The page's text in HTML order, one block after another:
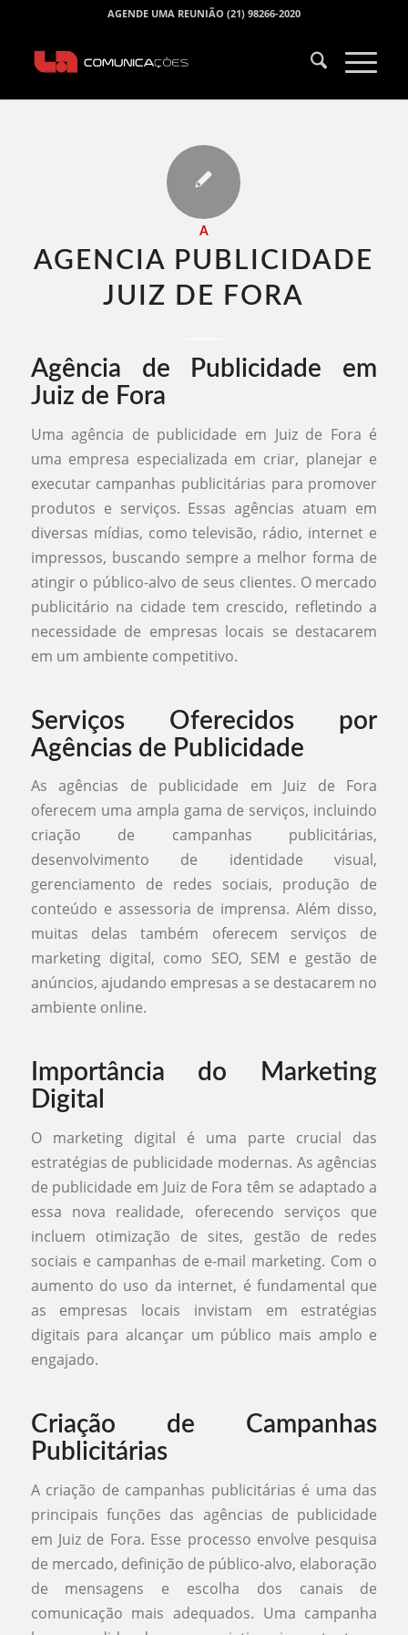
AGENDE UMA REUNIÃO (21) 98266-2020
A
AGENCIA PUBLICIDADE
JUIZ DE FORA​
Agência de Publicidade em
Juiz de Fora
Uma agência de publicidade em Juiz de Fora é
uma empresa especializada em criar, planejar e
executar campanhas publicitárias para promover
produtos e serviços. Essas agências atuam em
diversas mídias, como televisão, rádio, internet e
impressos, buscando sempre a melhor forma de
atingir o público-alvo de seus clientes. O mercado
publicitário na cidade tem crescido, refletindo a
necessidade de empresas locais se destacarem
em um ambiente competitivo.
Serviços Oferecidos por
Agências de Publicidade
As agências de publicidade em Juiz de Fora
oferecem uma ampla gama de serviços, incluindo
criação de campanhas publicitárias,
desenvolvimento de identidade visual,
gerenciamento de redes sociais, produção de
conteúdo e assessoria de imprensa. Além disso,
muitas delas também oferecem serviços de
marketing digital, como SEO, SEM e gestão de
anúncios, ajudando empresas a se destacarem no
ambiente online.
Importância do Marketing
Digital
O marketing digital é uma parte crucial das
estratégias de publicidade modernas. As agências
de publicidade em Juiz de Fora têm se adaptado a
essa nova realidade, oferecendo serviços que
incluem otimização de sites, gestão de redes
sociais e campanhas de e-mail marketing. Com o
aumento do uso da internet, é fundamental que
as empresas locais invistam em estratégias
digitais para alcançar um público mais amplo e
engajado.
Criação de Campanhas
Publicitárias
A criação de campanhas publicitárias é uma das
principais funções das agências de publicidade
em Juiz de Fora. Esse processo envolve pesquisa
de mercado, definição de público-alvo, elaboração
de mensagens e escolha dos canais de
comunicação mais adequados. Uma campanha